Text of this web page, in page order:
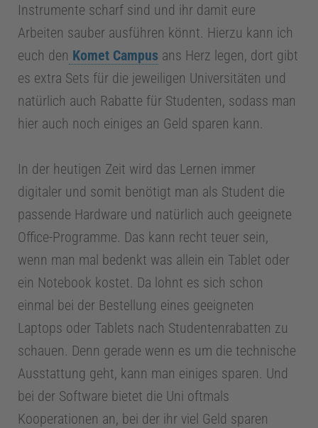
e
n
t
t
u
d
i
u
m
Instrumente scharf sind und ihr damit eure
Arbeiten sauber ausführen könnt. Hierzu kann ich
euch den Komet Campus ans Herz legen, dort gibt
es extra Sets für die jeweiligen Universitäten und
natürlich auch Rabatte für Studenten, sodass man
hier auch noch einiges an Geld sparen kann.
In der heutigen Zeit wird das Lernen immer
digitaler und somit benötigt man als Student die
passende Hardware und natürlich auch geeignete
Office-Programme. Das kann recht teuer sein,
wenn man mal bedenkt was allein ein Tablet oder
ein Notebook kostet. Da lohnt es sich schon
einmal bei der Bestellung eines geeigneten
Laptops oder Tablets nach Studentenrabatten zu
schauen. Denn gerade wenn es um die technische
Ausstattung geht, kann man einiges sparen. Und
bei der Software bietet die Uni oftmals
Kooperationen an, bei der ihr viel Geld sparen